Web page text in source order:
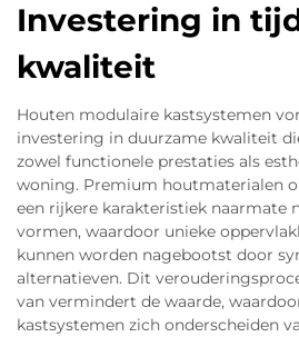
Investering in
kwaliteit
Houten modulaire kastsystemen
investering in duurzame kwaliteit
zowel functionele prestaties als
woning. Premium houtmaterialen
een rijkere karakteristiek naarmate
vormen, waardoor unieke
kunnen worden nagebootst door
alternatieven. Dit
van vermindert de waarde,
kastsystemen zich onderscheiden